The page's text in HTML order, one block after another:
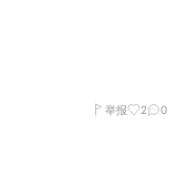
举报 2 0